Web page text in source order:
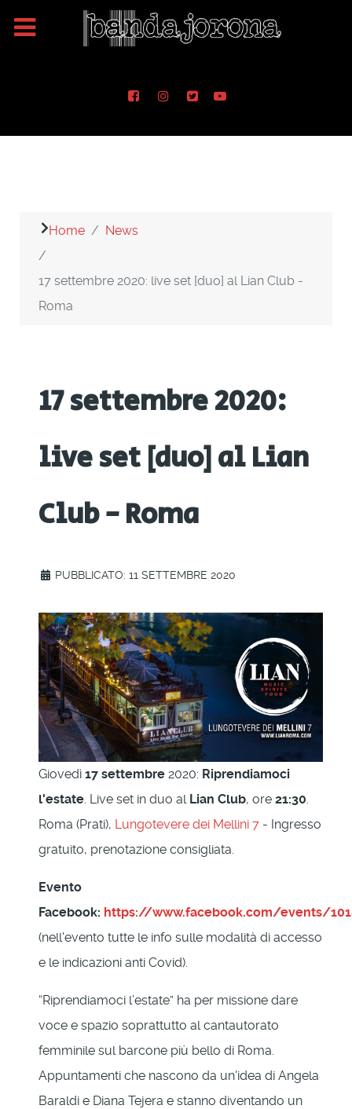
Home News
17 settembre 2020: live set [duo] al Lian Club -
Roma
17 settembre 2020:
live set [duo] al Lian
Club - Roma
PUBBLICATO: 11 SETTEMBRE 2020
Giovedì 17 settembre 2020: Riprendiamoci
l'estate. Live set in duo al Lian Club, ore 21:30.
Roma (Prati), Lungotevere dei Mellini 7 - Ingresso
gratuito, prenotazione consigliata.
Evento
Facebook: https://www.facebook.com/events/
(nell'evento tutte le info sulle modalità di accesso
e le indicazioni anti Covid).
“Riprendiamoci l’estate” ha per missione dare
voce e spazio soprattutto al cantautorato
femminile sul barcone più bello di Roma.
Appuntamenti che nascono da un'idea di Angela
Baraldi e Diana Tejera e stanno diventando un